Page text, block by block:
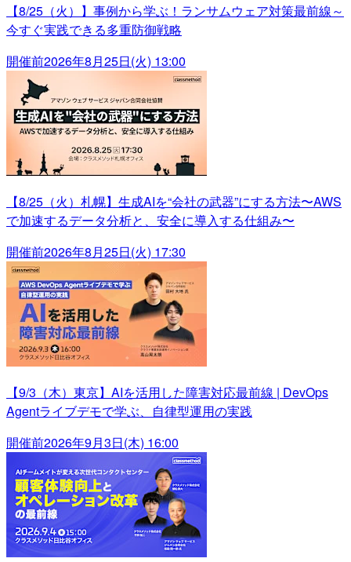
【8/25（火）】事例から学ぶ！ランサムウェア対策最前線～
今すぐ実践できる多重防御戦略
開催前2026年8月25日(火) 13:00
【8/25（火）札幌】生成AIを“会社の武器”にする方法〜AWS
で加速するデータ分析と、安全に導入する仕組み〜
開催前2026年8月25日(火) 17:30
【9/3（木）東京】AIを活用した障害対応最前線 | DevOps
Agentライブデモで学ぶ、自律型運用の実践
開催前2026年9月3日(木) 16:00